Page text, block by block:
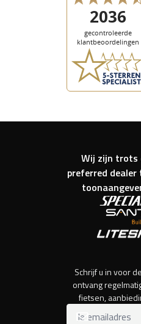
Wij zijn trots
preferred dealer
Schrijf u in voor
ontvang
fietsen,